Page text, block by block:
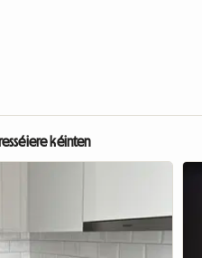
kéinten